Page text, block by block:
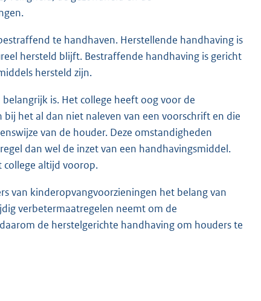
te handhaven. Herstellende handhaving is
hersteld blijft. Bestraffende handhaving is gericht
hersteld zijn.
is. Het college heeft oog voor de
het al dan niet naleven van een voorschrift en die
van de houder. Deze omstandigheden
dan wel de inzet van een handhavingsmiddel.
college altijd voorop.
van kinderopvangvoorzieningen het belang van
verbetermaatregelen neemt om de
de herstelgerichte handhaving om houders te